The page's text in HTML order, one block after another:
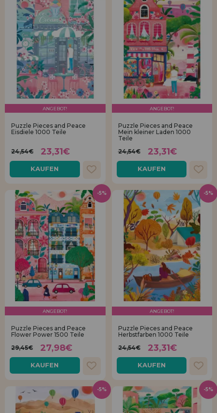
ANGEBOT!
Puzzle Pieces and Peace
Eisdiele 1000 Teile
24,54€ 23,31€
KAUFEN
ANGEBOT!
Puzzle Pieces and Peace
Mein kleiner Laden 1000
Teile
24,54€
23,31€
KAUFEN
ANGEBOT!
Puzzle Pieces and Peace
Flower Power 1500 Teile
29,45€
27,98€
KAUFEN
-5%
ANGEBOT!
Puzzle Pieces and Peace
Herbstfarben 1000 Teile
24,54€
23,31€
KAUFEN
-5%
-5% -5%